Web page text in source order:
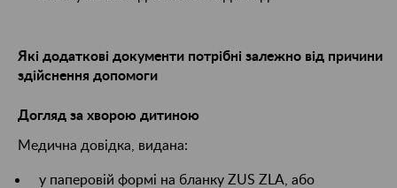
Які додаткові документи потрібні залежно від причини
здійснення допомоги
Догляд за хворою дитиною
Медична довідка, видана:
у паперовій формі на бланку ZUS ZLA, або